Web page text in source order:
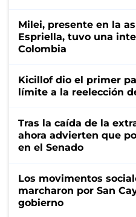
Milei, presente en la
Espriella, tuvo una
Colombia
Kicillof dio el primer
límite a la reelección
Tras la caída de la
ahora advierten que
en el Senado
Los movimentos
marcharon por San
gobierno